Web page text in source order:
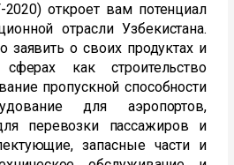
2020) откроет вам потенциал
отрасли Узбекистана.
заявить о своих продуктах и
как строительство
пропускной способности
для аэропортов,
перевозки пассажиров и
запасные части и